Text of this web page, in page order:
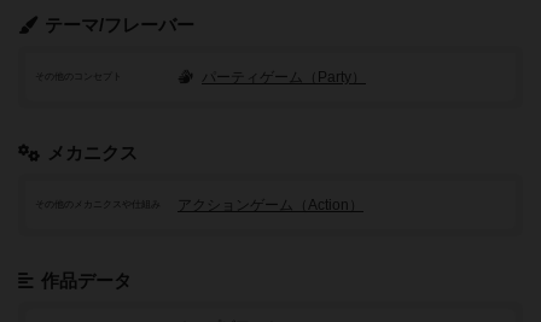
テーマ/フレーバー
その他のコンセプト パーティゲーム（Party）
メカニクス
その他のメカニクスや仕組み アクションゲーム（Action）
作品データ